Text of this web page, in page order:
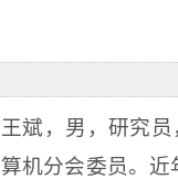
王斌，男，研究
算机分会委员。近